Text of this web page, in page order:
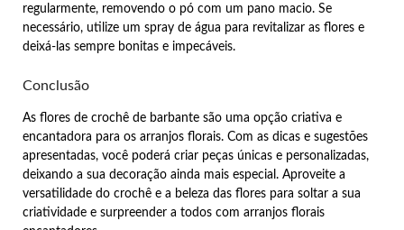
regularmente, removendo o pó com um pano macio. Se
necessário, utilize um spray de água para revitalizar as flores e
deixá-las sempre bonitas e impecáveis.
Conclusão
As flores de crochê de barbante são uma opção criativa e
encantadora para os arranjos florais. Com as dicas e sugestões
apresentadas, você poderá criar peças únicas e personalizadas,
deixando a sua decoração ainda mais especial. Aproveite a
versatilidade do crochê e a beleza das flores para soltar a sua
criatividade e surpreender a todos com arranjos florais